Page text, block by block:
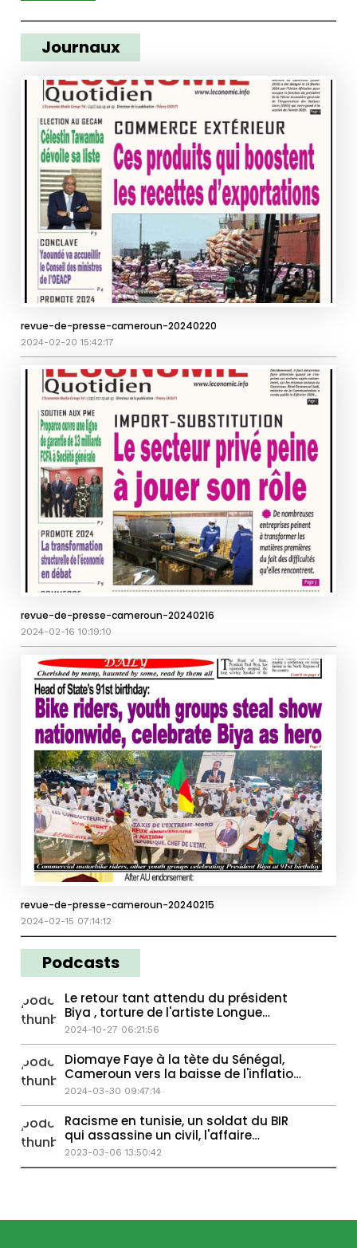
Journaux
revue-de-presse-cameroun-20240220
2024-02-20 15:42:17
revue-de-presse-cameroun-20240216
2024-02-16 10:19:10
revue-de-presse-cameroun-20240215
2024-02-15 07:14:12
Podcasts
Le retour tant attendu du président
Biya , torture de l'artiste Longue
Longue
2024-10-27 06:21:56
Diomaye Faye à la tète du Sénégal,
Cameroun vers la baisse de l'inflation
?
2024-03-30 09:47:14
Racisme en tunisie, un soldat du BIR
qui assassine un civil, l'affaire
martinez
2023-03-06 13:50:42